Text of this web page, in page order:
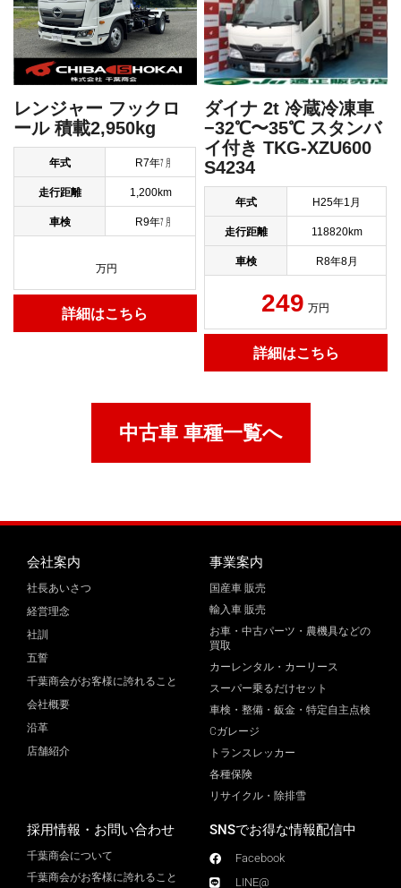
レンジャー フックロ
ール 積載2,950kg
年式 R7年㋆
走行距離 1,200km
車検 R9年㋆
万円
詳細はこちら
ダイナ 2t 冷蔵冷凍車
−32℃〜35℃ スタンバ
イ付き TKG-XZU600
S4234
年式 H25年1月
走行距離 118820km
車検 R8年8月
249 万円
詳細はこちら
中古車 車種一覧へ
会社案内
社長あいさつ
経営理念
社訓
五誓
千葉商会がお客様に誇れること
会社概要
沿革
店舗紹介
事業案内
国産車 販売
輸入車 販売
お車・中古パーツ・農機具などの
買取
カーレンタル・カーリース
スーパー乗るだけセット
車検・整備・鈑金・特定自主点検
Cガレージ
トランスレッカー
各種保険
リサイクル・除排雪
採用情報・お問い合わせ
千葉商会について
千葉商会がお客様に誇れること​
SNSでお得な情報配信中
Facebook
LINE@